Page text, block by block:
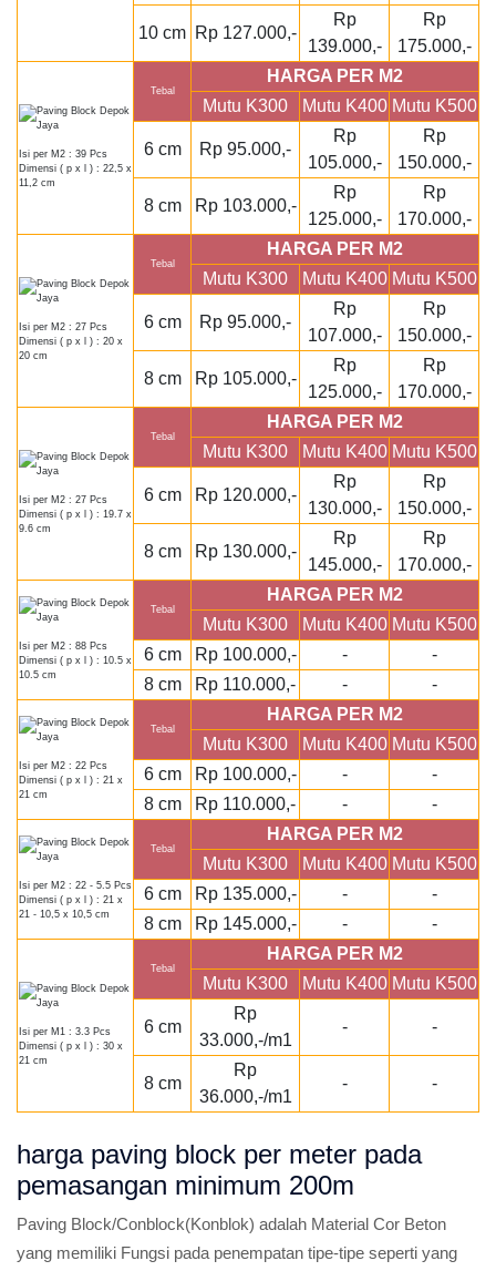
10 cm Rp 127.000,-
Rp
139.000,-
Rp
175.000,-
Isi per M2 : 39 Pcs
Dimensi ( p x l ) : 22,5 x
11,2 cm
Tebal
HARGA PER M2
Mutu K300
Mutu K400 Mutu K500
6 cm Rp 95.000,-
Rp
105.000,-
Rp
150.000,-
8 cm Rp 103.000,-
Rp
125.000,-
Rp
170.000,-
Isi per M2 : 27 Pcs
Dimensi ( p x l ) : 20 x
20 cm
Tebal
HARGA PER M2
Mutu K300
Mutu K400 Mutu K500
6 cm Rp 95.000,-
Rp
107.000,-
Rp
150.000,-
8 cm Rp 105.000,-
Rp
125.000,-
Rp
170.000,-
Isi per M2 : 27 Pcs
Dimensi ( p x l ) : 19.7 x
9.6 cm
Tebal
HARGA PER M2
Mutu K300
Mutu K400 Mutu K500
6 cm Rp 120.000,-
Rp
130.000,-
Rp
150.000,-
8 cm Rp 130.000,-
Rp
145.000,-
Rp
170.000,-
Isi per M2 : 88 Pcs
Dimensi ( p x l ) : 10.5 x
10.5 cm
Tebal
HARGA PER M2
Mutu K300
Mutu K400 Mutu K500
6 cm
Rp 100.000,- -
-
8 cm
Rp 110.000,- - -
Isi per M2 : 22 Pcs
Dimensi ( p x l ) : 21 x
21 cm
Tebal
HARGA PER M2
Mutu K300
Mutu K400 Mutu K500
6 cm
Rp 100.000,- -
-
8 cm
Rp 110.000,- - -
Isi per M2 : 22 - 5.5 Pcs
Dimensi ( p x l ) : 21 x
21 - 10,5 x 10,5 cm
Tebal
HARGA PER M2
Mutu K300
Mutu K400 Mutu K500
6 cm
Rp 135.000,- -
-
8 cm
Rp 145.000,- - -
Isi per M1 : 3.3 Pcs
Dimensi ( p x l ) : 30 x
21 cm
Tebal
HARGA PER M2
Mutu K300
Mutu K400 Mutu K500
6 cm
Rp
33.000,-/m1
- -
8 cm
Rp
36.000,-/m1
- -
harga paving block per meter pada
pemasangan minimum 200m
Paving Block/Conblock(Konblok) adalah Material Cor Beton
yang memiliki Fungsi pada penempatan tipe-tipe seperti yang